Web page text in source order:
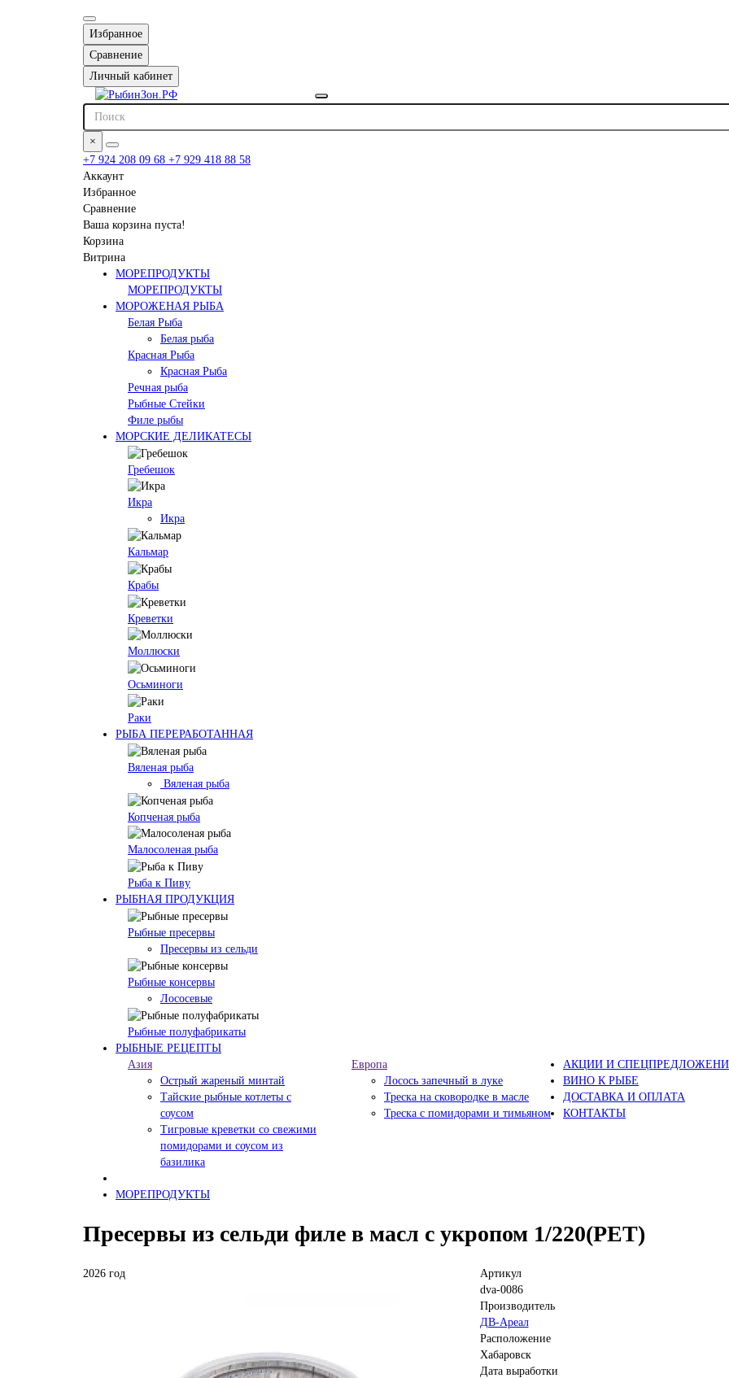
Избранное
Сравнение
Личный кабинет
×
+7 924 208 09 68 +7 929 418 88 58
Аккаунт
Избранное
Сравнение
Ваша корзина пуста!
Корзина
Витрина
МОРЕПРОДУКТЫ
МОРЕПРОДУКТЫ
МОРОЖЕНАЯ РЫБА
Белая Рыба
Белая рыба
Красная Рыба
Красная Рыба
Речная рыба
Рыбные Стейки
Филе рыбы
МОРСКИЕ ДЕЛИКАТЕСЫ
Гребешок
Икра
Икра
Кальмар
Крабы
Креветки
Моллюски
Осьминоги
Раки
РЫБА ПЕРЕРАБОТАННАЯ
Вяленая рыба
Вяленая рыба
Копченая рыба
Малосоленая рыба
Рыба к Пиву
РЫБНАЯ ПРОДУКЦИЯ
Рыбные пресервы
Пресервы из сельди
Рыбные консервы
Лососевые
Рыбные полуфабрикаты
РЫБНЫЕ РЕЦЕПТЫ
Азия
Острый жареный минтай
Тайские рыбные котлеты с
соусом
Тигровые креветки со свежими
помидорами и соусом из
базилика
Европа
Лосось запечный в луке
Треска на сковородке в масле
Треска с помидорами и тимьяном
АКЦИИ И
ВИНО К РЫБЕ
ДОСТАВКА И ОПЛАТА
КОНТАКТЫ
МОРЕПРОДУКТЫ
Пресервы из сельди филе в масл с укропом 1/220(PET)
2026 год
Артикул
dva-0086
Производитель
ДВ-Ареал
Расположение
Хабаровск
Дата выработки